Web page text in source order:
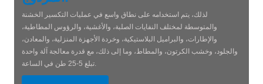
لذلك، يتم استخدامه على نطاق واسع في عمليات التكسير الخشنة
والمتوسطة لمختلف النفايات الصلبة، والأغشية، والرؤوس المطاطية،
والإطارات، والبراميل البلاستيكية، وخردة الأجهزة المنزلية، والمعادن،
والجلود، وخشب الكرتون، والمطاط، وما إلى ذلك، مع قدرة معالجة آلة واحدة
تبلغ 5-25 طن في الساعة.